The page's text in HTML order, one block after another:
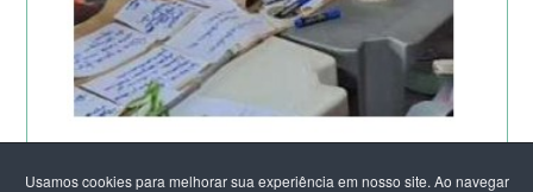
Usamos cookies para melhorar sua experiência em nosso site. Ao navegar